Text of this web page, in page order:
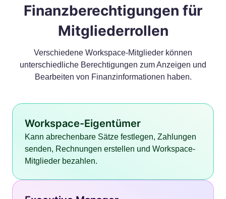
Finanzberechtigungen für
Mitgliederrollen
Verschiedene Workspace-Mitglieder können
unterschiedliche Berechtigungen zum Anzeigen und
Bearbeiten von Finanzinformationen haben.
Workspace-Eigentümer
Kann abrechenbare Sätze festlegen, Zahlungen
senden, Rechnungen erstellen und Workspace-
Mitglieder bezahlen.